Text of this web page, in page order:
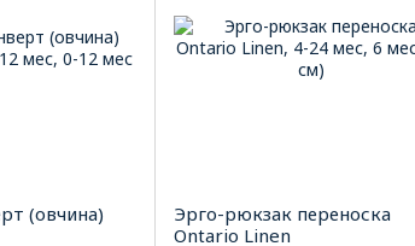
(овчина)
Эрго-рюкзак переноска
Ontario Linen